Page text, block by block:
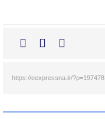
https://eexpressna.ir/?p=197478